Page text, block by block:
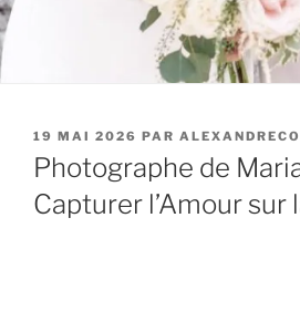
PUBLIÉ
LE
19 MAI 2026 PAR
Photographe de
Capturer l’Amour sur